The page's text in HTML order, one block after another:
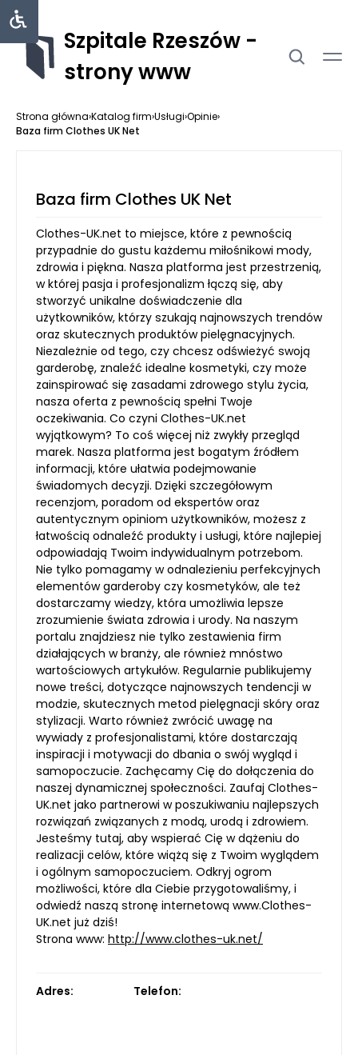
Szpitale Rzeszów -
strony www
Strona główna›Katalog firm›Usługi›Opinie›
Baza firm Clothes UK Net
Baza firm Clothes UK Net
Clothes-UK.net to miejsce, które z pewnością
przypadnie do gustu każdemu miłośnikowi mody,
zdrowia i piękna. Nasza platforma jest przestrzenią,
w której pasja i profesjonalizm łączą się, aby
stworzyć unikalne doświadczenie dla
użytkowników, którzy szukają najnowszych trendów
oraz skutecznych produktów pielęgnacyjnych.
Niezależnie od tego, czy chcesz odświeżyć swoją
garderobę, znaleźć idealne kosmetyki, czy może
zainspirować się zasadami zdrowego stylu życia,
nasza oferta z pewnością spełni Twoje
oczekiwania. Co czyni Clothes-UK.net
wyjątkowym? To coś więcej niż zwykły przegląd
marek. Nasza platforma jest bogatym źródłem
informacji, które ułatwia podejmowanie
świadomych decyzji. Dzięki szczegółowym
recenzjom, poradom od ekspertów oraz
autentycznym opiniom użytkowników, możesz z
łatwością odnaleźć produkty i usługi, które najlepiej
odpowiadają Twoim indywidualnym potrzebom.
Nie tylko pomagamy w odnalezieniu perfekcyjnych
elementów garderoby czy kosmetyków, ale też
dostarczamy wiedzy, która umożliwia lepsze
zrozumienie świata zdrowia i urody. Na naszym
portalu znajdziesz nie tylko zestawienia firm
działających w branży, ale również mnóstwo
wartościowych artykułów. Regularnie publikujemy
nowe treści, dotyczące najnowszych tendencji w
modzie, skutecznych metod pielęgnacji skóry oraz
stylizacji. Warto również zwrócić uwagę na
wywiady z profesjonalistami, które dostarczają
inspiracji i motywacji do dbania o swój wygląd i
samopoczucie. Zachęcamy Cię do dołączenia do
naszej dynamicznej społeczności. Zaufaj Clothes-
UK.net jako partnerowi w poszukiwaniu najlepszych
rozwiązań związanych z modą, urodą i zdrowiem.
Jesteśmy tutaj, aby wspierać Cię w dążeniu do
realizacji celów, które wiążą się z Twoim wyglądem
i ogólnym samopoczuciem. Odkryj ogrom
możliwości, które dla Ciebie przygotowaliśmy, i
odwiedź naszą stronę internetową www.Clothes-
UK.net już dziś!
Strona www: http://www.clothes-uk.net/
Adres: Telefon: